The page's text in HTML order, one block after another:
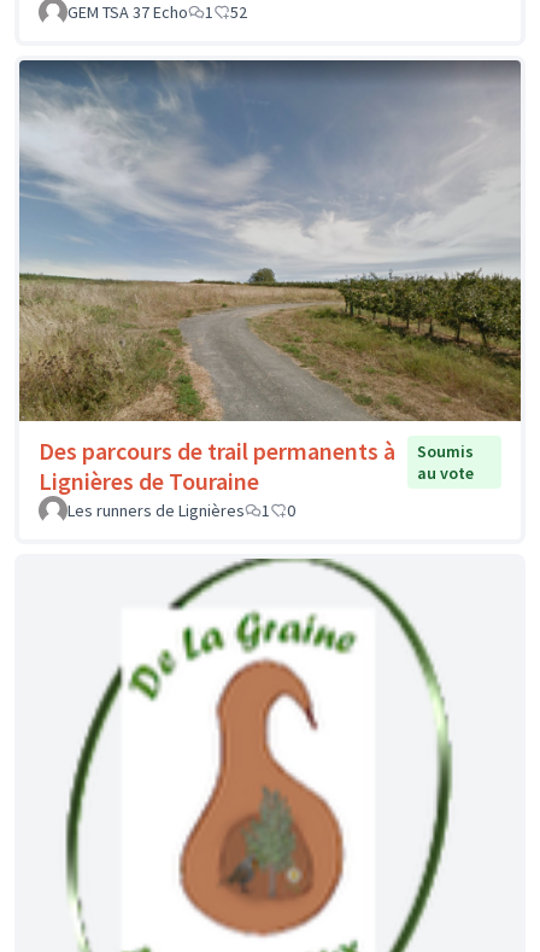
GEM TSA 37 Echo
1 52
Des parcours de trail permanents à
Lignières de Touraine
Soumis
au vote
Les runners de Lignières
1 0